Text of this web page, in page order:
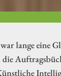
lange eine
die